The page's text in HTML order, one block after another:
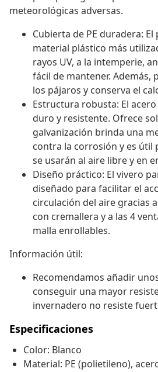
meteorológicas adversas.
Cubierta de PE duradera: El
material plástico más
rayos UV, a la intemperie,
fácil de mantener. Además,
los pájaros y conserva el
Estructura robusta: El
duro y resistente. Ofrece
galvanización brinda una
contra la corrosión y es útil
se usarán al aire libre y en
Diseño práctico: El vivero
diseñado para facilitar el
circulación del aire gracias
con cremallera y a las 4
malla enrollables.
Información útil:
Recomendamos añadir
conseguir una mayor
invernadero no resiste
Especificaciones
Color: Blanco
Material: PE (polietileno),